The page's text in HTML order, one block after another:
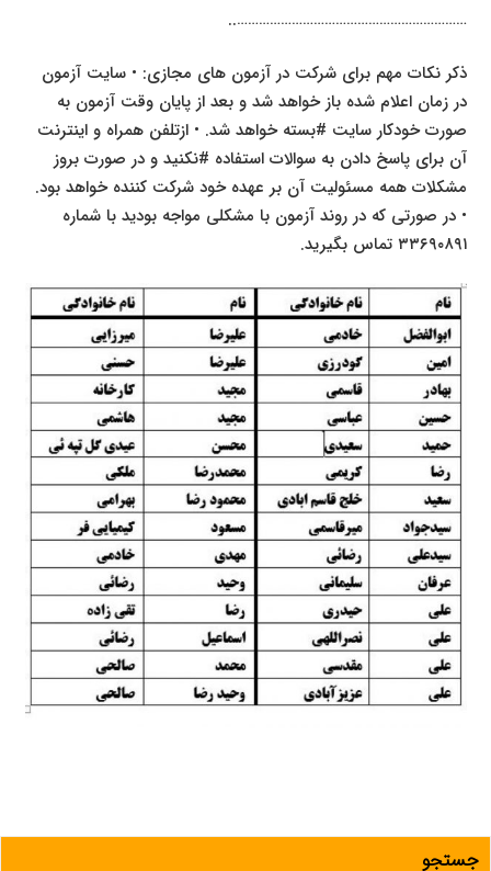
………………………………………………………..
ذکر نکات مهم برای شرکت در آزمون های مجازی: • سایت آزمون
در زمان اعلام شده باز خواهد شد و بعد از پایان وقت آزمون به
صورت خودکار سایت #بسته خواهد شد. • ازتلفن همراه و اینترنت
آن برای پاسخ دادن به سوالات استفاده #نکنید و در صورت بروز
مشکلات همه مسئولیت آن بر عهده خود شرکت کننده خواهد بود.
• در صورتی که در روند آزمون با مشکلی مواجه بودید با شماره
۳۳۶۹۰۸۹۱ تماس بگیرید.
جستجو